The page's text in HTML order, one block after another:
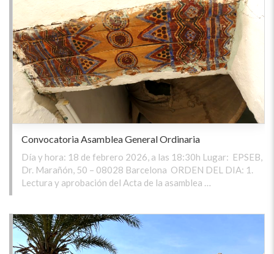
Convocatoria Asamblea General Ordinaria
Día y hora: 18 de febrero 2026, a las 18:30h Lugar: EPSEB,
Dr. Marañón, 50 – 08028 Barcelona ORDEN DEL DIA: 1.
Lectura y aprobación del Acta de la asamblea …